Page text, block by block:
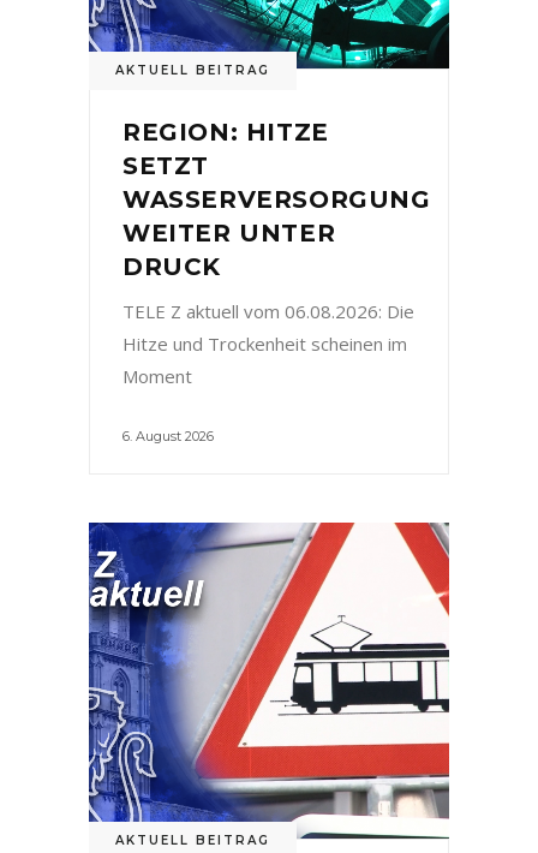
AKTUELL BEITRAG
REGION: HITZE
SETZT
WASSERVERSORGUNG
WEITER UNTER
DRUCK
TELE Z aktuell vom 06.08.2026: Die
Hitze und Trockenheit scheinen im
Moment
6. August 2026
AKTUELL BEITRAG